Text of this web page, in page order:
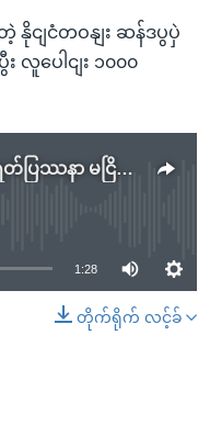
ငျငံတဝနျး ဆန်ဒပွပှဲ
လူပေါငျး ၁၀၀၀
၀န်ကြီးချုပ် နုတ်ထွက်ပေမယ့် အီရတ်ပြဿနာ မငြိမ်းသေး
available
1:28
တိုက်ရိုက် လင့်ခ်